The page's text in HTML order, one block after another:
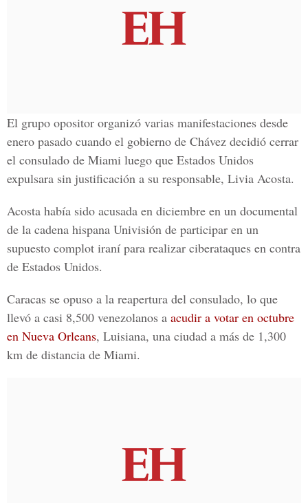
El grupo opositor organizó varias manifestaciones desde
enero pasado cuando el gobierno de Chávez decidió cerrar
el consulado de Miami luego que Estados Unidos
expulsara sin justificación a su responsable, Livia Acosta.
Acosta había sido acusada en diciembre en un documental
de la cadena hispana Univisión de participar en un
supuesto complot iraní para realizar ciberataques en contra
de Estados Unidos.
Caracas se opuso a la reapertura del consulado, lo que
llevó a casi 8,500 venezolanos a acudir a votar en octubre
en Nueva Orleans, Luisiana, una ciudad a más de 1,300
km de distancia de Miami.